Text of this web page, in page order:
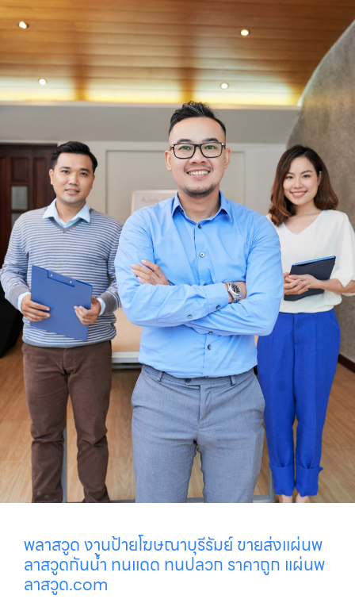
พลาสวูด งานป้ายโฆษณาบุรีรัมย์ ขายส่งแผ่นพ
ลาสวูดกันน้ำ ทนแดด ทนปลวก ราคาถูก แผ่นพ
ลาสวูด.com